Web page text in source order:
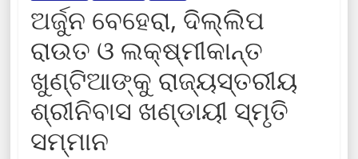
ଅର୍ଜୁନ ବେହେରା, ଦିଲ୍ଲିପ
ରାଉତ ଓ ଲକ୍ଷ୍ମୀକାନ୍ତ
ଖୁଣ୍ଟିଆଙ୍କୁ ରାଜ୍ୟସ୍ତରୀୟ
ଶ୍ରୀନିବାସ ଖଣ୍ଡାୟୀ ସ୍ମୃତି
ସମ୍ମାନ